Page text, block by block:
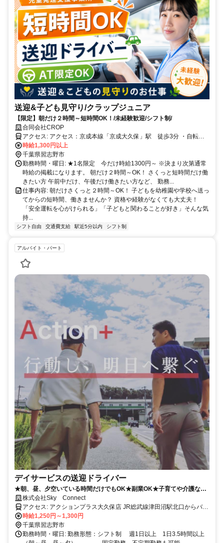
送迎&子ども見守り/クラップジュニア
【限定】朝だけ２時間～短時間OK！/未経験歓迎/シフト制/
合同会社CROP
アクセス: アクセス：京成本線「京成大久保」駅 徒歩3分 ・自転車
通勤可
時給1,300円以上
千葉県習志野市
勤務時間・曜日: ★1名限定 今だけ時給1300円～ ※決まり次第通常
時給の掲載になります。 朝だけ２時間～OK！ さくっと短時間だけ働
きたい方 午前中だけ、午後だけ働きたい方など、 勤務...
仕事内容: 朝だけさくっと２時間～OK！ 子どもを幼稚園や学校へ送っ
てからの短時間、働きませんか？ 資格や経験がなくても大丈夫！
「安全運転を心がけられる」「子どもと関わることが好き」そんな気
持...
シフト自由 交通費支給 駅近5分以内 シフト制
アルバイト・パート
デイサービスの送迎ドライバー
★朝、昼、夕空いている時間だけでもOK★副業OK★子育てや介護など
の時期も働きやすい職場です！
株式会社Sky Connect
アクセス: アクションプラス大久保店 JR総武線津田沼駅北口からバス
7分、藤崎6丁目下車徒歩1分 ※津田沼駅北口4番5番バス乗り場より三
山車庫行、二宮神社行、八千代台駅行等多数
時給1,250円～1,300円
千葉県習志野市
勤務時間・曜日: 勤務形態：シフト制 週1日以上 1日3.5時間以上